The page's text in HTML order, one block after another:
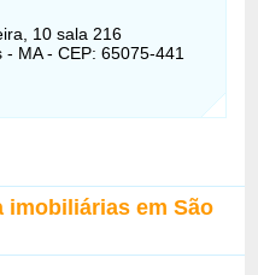
10 sala 216
MA - CEP: 65075-441
imobiliárias em São